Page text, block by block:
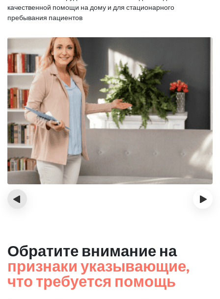
качественной помощи на дому и для стационарного
пребывания пациентов
‹ ›
Обратите внимание на
признаки указывающие,
что требуется помощь